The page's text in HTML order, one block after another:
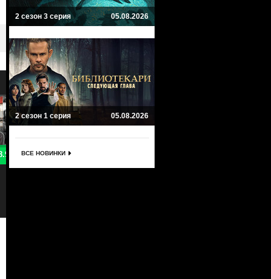
2 сезон 3 серия 05.08.2026
2 сезон 1 серия 05.08.2026
ВСЕ НОВИНКИ